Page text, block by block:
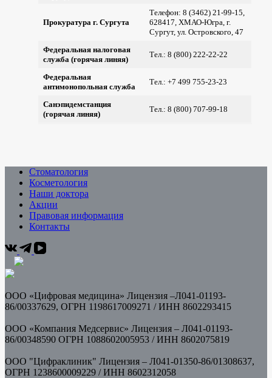
Прокуратура г. Сургута
Телефон: 8 (3462) 21-99-15,
628417, ХМАО-Югра, г.
Сургут, ул. Островского, 47
Федеральная налоговая
служба (горячая линяя)
Тел.: 8 (800) 222-22-22
Федеральная
антимонопольная служба
Тел.: +7 499 755-23-23
Санэпидемстанция
(горячая линяя)
Тел.: 8 (800) 707-99-18
Стоматология
Косметология
Наши доктора
Акции
Правовая информация
Контакты
ООО «Цифровая медицина» Лицензия –Л041-01193-
86/00337629, ОГРН 1198617009271 / ИНН 8602293415
ООО «Компания Медсервис» Лицензия – Л041-01193-
86/00348590 ОГРН 1088602005953 / ИНН 8602075819
ООО "Цифраклиник" Лицензия – Л041-01350-86/01308637,
ОГРН 1238600009229 / ИНН 8602312058